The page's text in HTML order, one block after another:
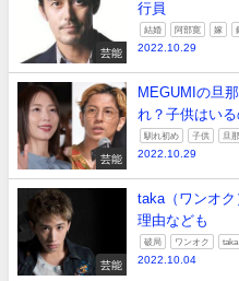
芸能
行員
結婚 阿部寛 嫁
2022.10.29
芸能
MEGUMIの旦
れ？子供はいる
馴れ初め 子供 旦那
2022.10.29
芸能
taka（ワンオ
理由なども
破局 ワンオク taka
2022.10.04